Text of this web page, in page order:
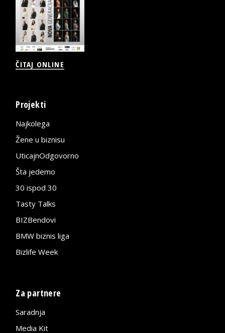
ČITAJ ONLINE
Projekti
Najkolega
Žene u biznisu
UticajnOdgovorno
Šta jedemo
30 ispod 30
Tasty Talks
BIZBendovi
BMW biznis liga
Bizlife Week
Za partnere
Saradnja
Media Kit